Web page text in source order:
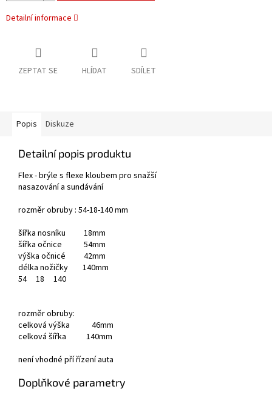
Detailní informace
ZEPTAT SE HLÍDAT SDÍLET
Popis Diskuze
Detailní popis produktu
Flex - brýle s flexe kloubem pro snažší
nasazování a sundávání
rozměr obruby : 54-18-140 mm
šířka nosníku 18mm
šířka očnice 54mm
výška očnicé 42mm
délka nožičky 140mm
54 18 140
rozměr obruby:
celková výška 46mm
celková šířka 140mm
není vhodné pří řízení auta
Doplňkové parametry